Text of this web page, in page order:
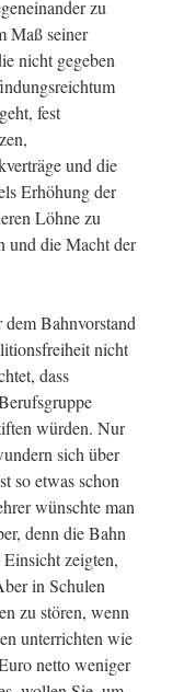
zu
Maß seiner
nicht gegeben
fest
und die
Erhöhung der
Löhne zu
und die Macht der
Bahnvorstand
nicht
dass
würden. Nur
sich über
so etwas schon
wünschte man
denn die Bahn
zeigten,
in Schulen
zu stören, wenn
unterrichten wie
netto weniger